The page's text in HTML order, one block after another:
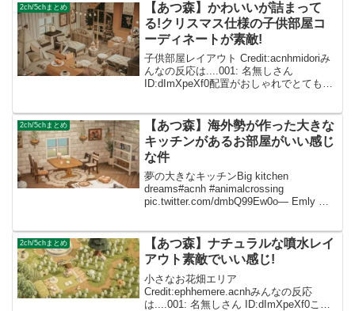
2ch/5chまとめ
【あつ森】かわいいが詰まって
る!クリスマス仕様の子供部屋コ
ーディネートが素敵!
子供部屋レイアウト Credit:acnhmidoriみ
んなの反応は....001: 名無しさん
ID:dImXpeXf0配置がおしゃれでとても参
めて見た ...
2ch/5chまとめ
【あつ森】海外勢が作った大きな
キッチンがあるお部屋がいい感じ
な件
夢の大きなキッチンBig kitchen
dreams#acnh #animalcrossing
pic.twitter.com/dmbQ99Ew0o— Emly 🌻
2ch/5chまとめ
【あつ森】ナチュラルな噴水レイ
アウト素敵でいい感じ!
小さなお花畑エリア
Credit:ephhemere.acnhみんなの反応
は....001: 名無しさん ID:dImXpeXf0こん